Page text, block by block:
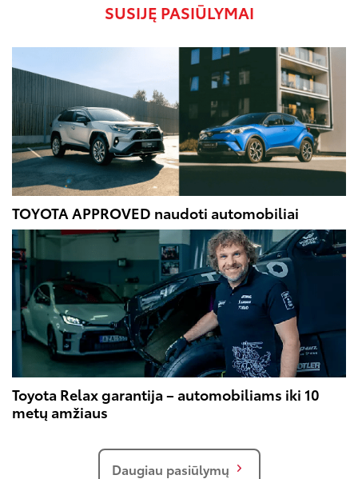
SUSIJĘ PASIŪLYMAI
TOYOTA APPROVED naudoti automobiliai
Toyota Relax garantija – automobiliams iki 10
metų amžiaus
Daugiau pasiūlymų